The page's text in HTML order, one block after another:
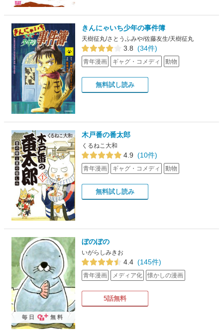
きんにゃいち少年の事件簿
天樹征丸/さとうふみや/佐藤友生/天樹征丸
3.8 (34件)
青年漫画 ギャグ・コメディ 動物
無料試し読み
木戸番の番太郎
くるねこ大和
4.9 (10件)
青年漫画 ギャグ・コメディ 動物
無料試し読み
ぼのぼの
いがらしみきお
4.4 (145件)
青年漫画 メディア化 懐かしの漫画
5話無料
毎日 無料